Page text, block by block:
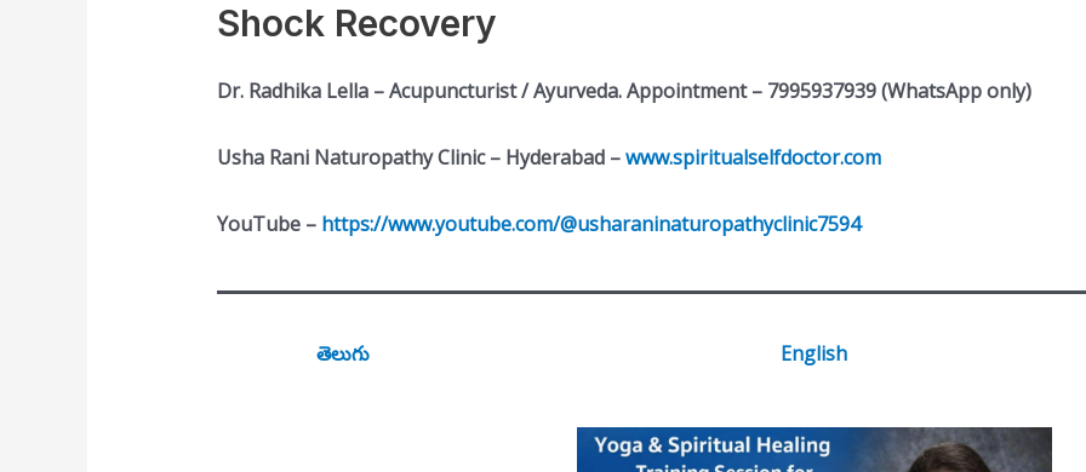
Shock Recovery
Dr. Radhika Lella – Acupuncturist / Ayurveda. Appointment – 7995937939 (WhatsApp only)
Usha Rani Naturopathy Clinic – Hyderabad –www.spiritualselfdoctor.com
YouTube – https://www.youtube.com/@usharaninaturopathyclinic7594
తెలుగు English